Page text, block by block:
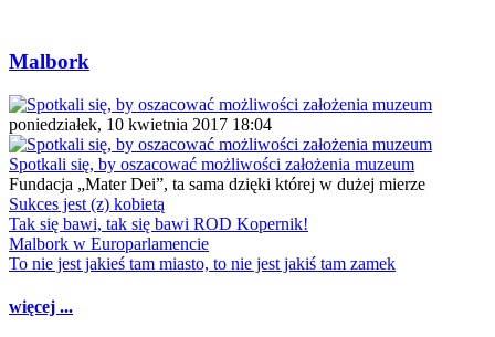
Malbork
poniedziałek, 10 kwietnia 2017 18:04
Spotkali się, by oszacować możliwości założenia muzeum
Fundacja „Mater Dei”, ta sama dzięki której w dużej mierze
Sukces jest (z) kobietą
Tak się bawi, tak się bawi ROD Kopernik!
Malbork w Europarlamencie
To nie jest jakieś tam miasto, to nie jest jakiś tam zamek
więcej ...